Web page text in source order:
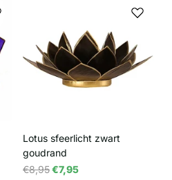
Lotus sfeerlicht zwart
goudrand
€8,95€7,95